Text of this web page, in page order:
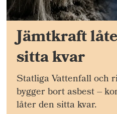
Jämtkraft
sitta kvar
Statliga Vattenfall och
bygger bort asbest –
låter den sitta kvar.